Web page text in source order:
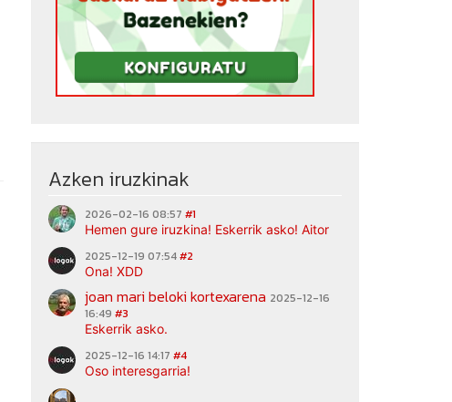
Azken iruzkinak
2026-02-16 08:57 #1
Hemen gure iruzkina! Eskerrik asko! Aitor
2025-12-19 07:54#2
Ona! XDD
joan mari beloki kortexarena 2025-12-16
16:49 #3
Eskerrik asko.
2025-12-16 14:17 #4
Oso interesgarria!